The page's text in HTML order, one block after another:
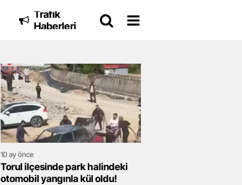
Trafik
Haberleri
10 ay önce
Torul ilçesinde park halindeki
otomobil yangınla kül oldu!